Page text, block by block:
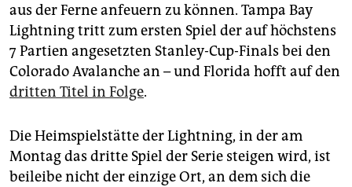
aus der Ferne anfeuern zu können. Tampa Bay
Lightning tritt zum ersten Spiel der auf höchstens
7 Partien angesetzten Stanley-Cup-Finals bei den
Colorado Avalanche an – und Florida hofft auf den
dritten Titel in Folge.
Die Heimspielstätte der Lightning, in der am
Montag das dritte Spiel der Serie steigen wird, ist
beileibe nicht der einzige Ort, an dem sich die